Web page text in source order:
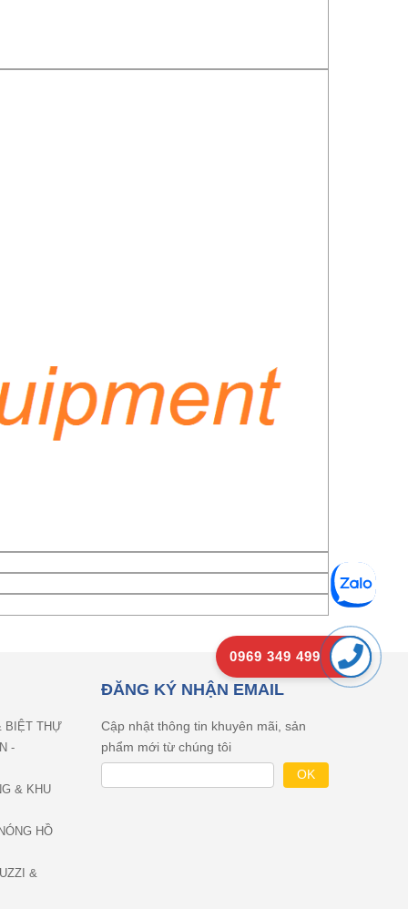
BIỆT THỰ
-
& KHU
HỒ
&
ĐĂNG KÝ NHẬN EMAIL
Cập nhật thông tin khuyên mãi, sản
phẩm mới từ chúng tôi
0969 349 499